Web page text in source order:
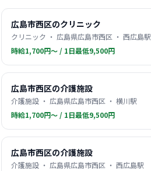
広島市西区のクリニック
クリニック ・ 広島県広島市西区 ・ 西広島駅
時給1,700円〜 / 1日最低9,500円
広島市西区の介護施設
介護施設 ・ 広島県広島市西区 ・ 横川駅
時給1,700円〜 / 1日最低9,500円
広島市西区の介護施設
介護施設 ・ 広島県広島市西区 ・ 西広島駅